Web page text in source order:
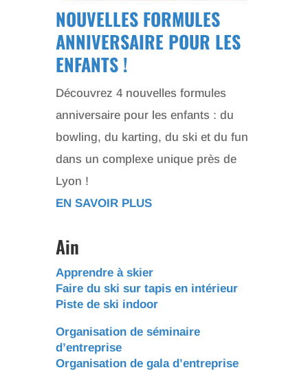
NOUVELLES FORMULES
ANNIVERSAIRE POUR LES
ENFANTS !
Découvrez 4 nouvelles formules
anniversaire pour les enfants : du
bowling, du karting, du ski et du fun
dans un complexe unique près de
Lyon !
EN SAVOIR PLUS
Ain
Apprendre à skier
Faire du ski sur tapis en intérieur
Piste de ski indoor
Organisation de séminaire
d’entreprise
Organisation de gala d’entreprise